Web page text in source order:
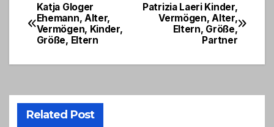
Post
navigation
Patrizia Laeri Kinder,
Vermögen, Alter,
Eltern, Größe,
Partner
Katja Gloger
Ehemann, Alter,
Vermögen, Kinder,
Größe, Eltern
Related Post